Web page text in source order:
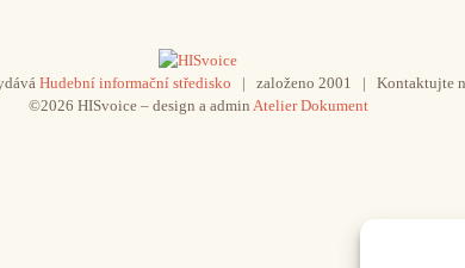
Hudební informační středisko | založeno 2001 | Kontaktujte
©2026 HISvoice – design a admin Atelier Dokument